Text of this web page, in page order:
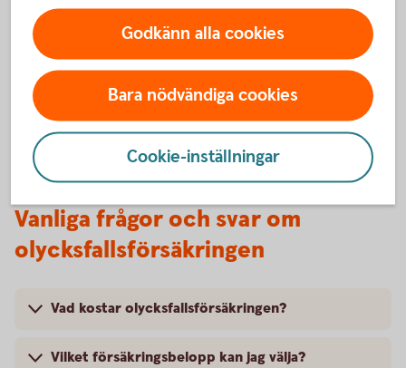
Här kan du göra din anmälan och ansöka om
ersättning.
Skadeanmälan – anmälskada
Vanliga frågor och svar om
olycksfallsförsäkringen
Vad kostar olycksfallsförsäkringen?
Vilket försäkringsbelopp kan jag välja?
Godkänn alla cookies
Bara nödvändiga cookies
Cookie-inställningar